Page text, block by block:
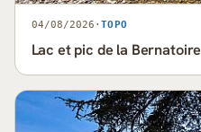
04/08/2026 · TOPO
Lac et pic de la Bernatoire